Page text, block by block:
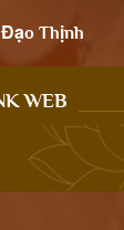
Thịnh
WEB